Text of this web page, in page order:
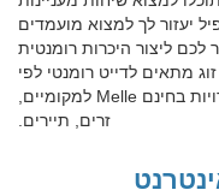
יעזור לך למצוא מועמדים
לכם ליצור היכרות רומנטית
מתאים לדייט רומנטי לפי
קריטריונים שונים. הצטרפו לאתר היכרויות בחינם Melle למקומיים,
זרים, תיירים.